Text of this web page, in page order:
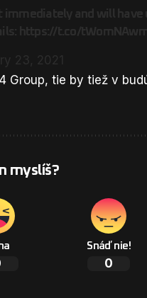
Group, tie by tiež v
myslíš?
Snáď nie!
0